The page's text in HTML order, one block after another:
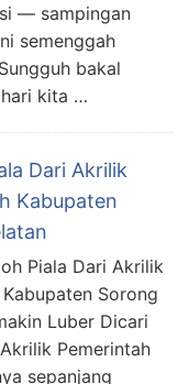
— sampingan
semenggah
bakal
kita …
Dari Akrilik
Kabupaten
Piala Dari Akrilik
Sorong
Luber Dicari
Pemerintah
sepanjang